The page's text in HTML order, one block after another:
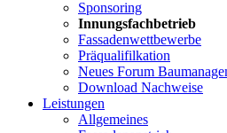
Sponsoring
Innungsfachbetrieb
Fassadenwettbewerbe
Präqualifilkation
Neues Forum
Download Nachweise
Leistungen
Allgemeines